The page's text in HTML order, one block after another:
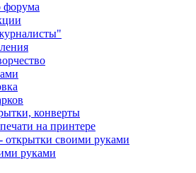
конверты
на принтере
своими руками
руками